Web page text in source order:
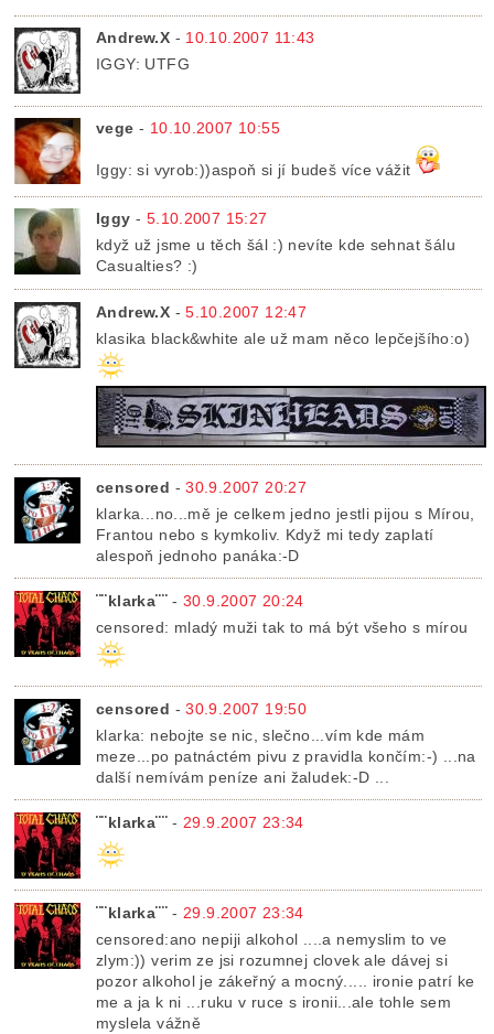
Andrew.X - 10.10.2007 11:43
IGGY: UTFG
vege - 10.10.2007 10:55
Iggy: si vyrob:))aspoň si jí budeš více vážit
Iggy - 5.10.2007 15:27
když už jsme u těch šál :) nevíte kde sehnat šálu
Casualties? :)
Andrew.X -5.10.2007 12:47
klasika black&white ale už mam něco lepčejšího:o)
censored -30.9.2007 20:27
klarka...no...mě je celkem jedno jestli pijou s Mírou,
Frantou nebo s kymkoliv. Když mi tedy zaplatí
alespoň jednoho panáka:-D
¨¨klarka¨¨-30.9.2007 20:24
censored: mladý muži tak to má být všeho s mírou
censored -30.9.2007 19:50
klarka: nebojte se nic, slečno...vím kde mám
meze...po patnáctém pivu z pravidla končím:-) ...na
další nemívám peníze ani žaludek:-D ...
¨¨klarka¨¨- 29.9.2007 23:34
¨¨klarka¨¨- 29.9.2007 23:34
censored:ano nepiji alkohol ....a nemyslim to ve
zlym:)) verim ze jsi rozumnej clovek ale dávej si
pozor alkohol je zákeřný a mocný..... ironie patrí ke
me a ja k ni ...ruku v ruce s ironii...ale tohle sem
myslela vážně